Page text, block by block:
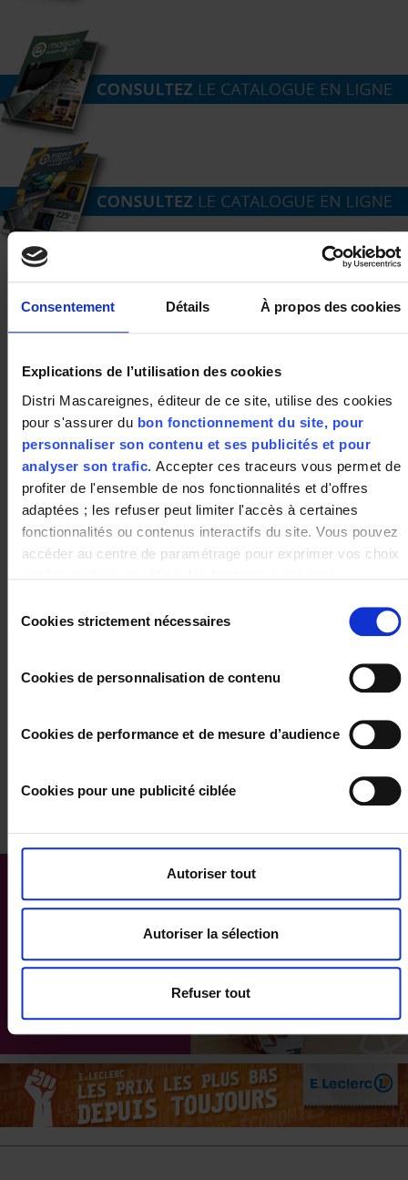
Consentement Détails À propos des cookies
Explications de l’utilisation des cookies
Distri Mascareignes, éditeur de ce site, utilise des cookies
pour s'assurer du bon fonctionnement du site, pour
personnaliser son contenu et ses publicités et pour
analyser son trafic. Accepter ces traceurs vous permet de
profiter de l'ensemble de nos fonctionnalités et d'offres
adaptées ; les refuser peut limiter l'accès à certaines
fonctionnalités ou contenus interactifs du site. Vous pouvez
accéder au centre de paramétrage pour exprimer vos choix
uniquement sur ce site pour une durée de 6 mois.
Vous pouvez changer d'avis à tout moment en cliquant sur
le bouton "paramétrer les cookies" en bas de chaque page
de notre site.
duCookies strictement nécessaires
Cookies de personnalisation de contenu
Cookies de performance et de mesure d’audience
Cookies pour une publicité ciblée
Autoriser tout
Autoriser la sélection
Refuser tout
ADRESSE
LE PORTAIL PITON ST-LEU
Zac PORTAIL
97424 Piton Saint-Leu
téléphone : 0262 71 30 00
HORAIRES
Vendredi au Samedi: 8h30 – 21h00
COORDONNEES GPS
longitude : 55.300865